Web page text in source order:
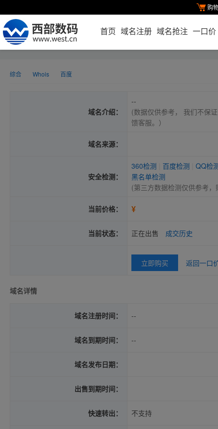
购
首页 域名注册 域名抢注 一口价
综合 Whois 百度
域名介绍：
--
(数据仅供参考， 我们不保
馈客服。）
域名来源：
安全检测：
360检测 百度检测
QQ检
黑名单检测
(第三方数据检测仅供参考
当前价格： ¥
当前状态： 正在出售 成交历史
立即购买 返回一口
域名详情
域名注册时间： --
域名到期时间： --
域名发布日期：
出售到期时间：
快速转出： 不支持